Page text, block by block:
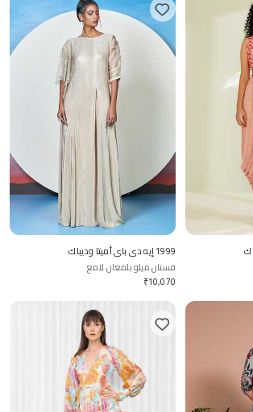
1999 إيه دي باي أميتا وديباك
فستان ميلو بلمعان لامع
₹10,070